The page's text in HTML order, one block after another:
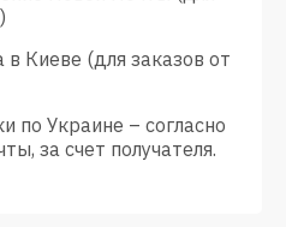
Киеве (для заказов от
по Украине – согласно
за счет получателя.